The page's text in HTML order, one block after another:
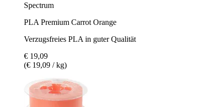
Spectrum
PLA Premium Carrot Orange
Verzugsfreies PLA in guter Qualität
€ 19,09
(€ 19,09 / kg)